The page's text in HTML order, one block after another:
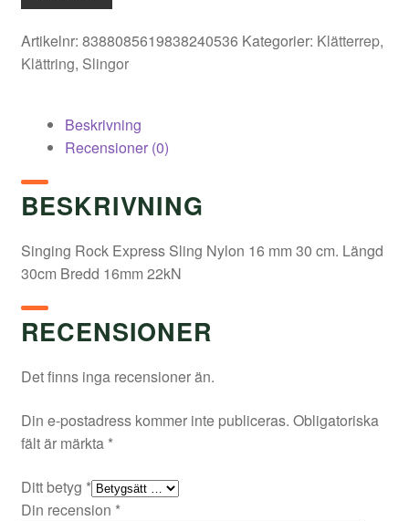
Artikelnr: 8388085619838240536 Kategorier: Klätterrep,
Klättring, Slingor
Beskrivning
Recensioner (0)
BESKRIVNING
Singing Rock Express Sling Nylon 16 mm 30 cm. Längd
30cm Bredd 16mm 22kN
RECENSIONER
Det finns inga recensioner än.
Din e-postadress kommer inte publiceras. Obligatoriska
fält är märkta *
Ditt betyg *
Din recension *